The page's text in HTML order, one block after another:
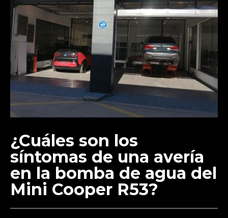
¿Cuáles son los
síntomas de una avería
en la bomba de agua del
Mini Cooper R53?